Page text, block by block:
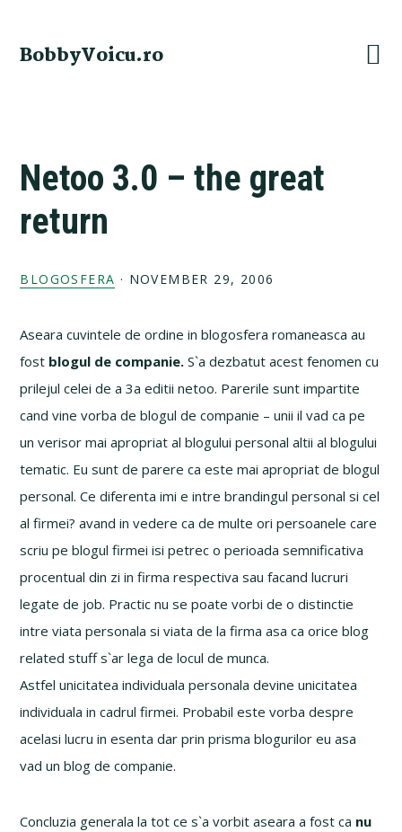
primary
main
primary
footer
BobbyVoicu.ro
Netoo 3.0 – the great
return
BLOGOSFERA · NOVEMBER 29, 2006
Aseara cuvintele de ordine in blogosfera romaneasca au
fost blogul de companie. S`a dezbatut acest fenomen cu
prilejul celei de a 3a editii netoo. Parerile sunt impartite
cand vine vorba de blogul de companie – unii il vad ca pe
un verisor mai apropriat al blogului personal altii al blogului
tematic. Eu sunt de parere ca este mai apropriat de blogul
personal. Ce diferenta imi e intre brandingul personal si cel
al firmei? avand in vedere ca de multe ori persoanele care
scriu pe blogul firmei isi petrec o perioada semnificativa
procentual din zi in firma respectiva sau facand lucruri
legate de job. Practic nu se poate vorbi de o distinctie
intre viata personala si viata de la firma asa ca orice blog
related stuff s`ar lega de locul de munca.
Astfel unicitatea individuala personala devine unicitatea
individuala in cadrul firmei. Probabil este vorba despre
acelasi lucru in esenta dar prin prisma blogurilor eu asa
vad un blog de companie.
Concluzia generala la tot ce s`a vorbit aseara a fost ca nu